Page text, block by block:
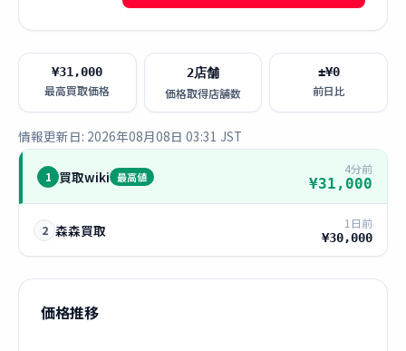
¥31,000
最高買取価格
2店舗
価格取得店舗数
±¥0
前日比
情報更新日: 2026年08月08日 03:31 JST
1 買取wiki 最高値
4分前
¥31,000
2 森森買取 1日前
¥30,000
価格推移